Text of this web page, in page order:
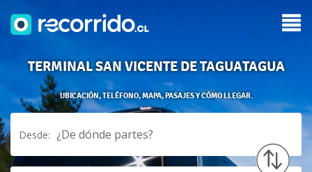
TERMINAL SAN VICENTE DE TAGUATAGUA
UBICACIÓN, TELÉFONO, MAPA, PASAJES Y CÓMO LLEGAR.
Desde: ¿De dónde partes?